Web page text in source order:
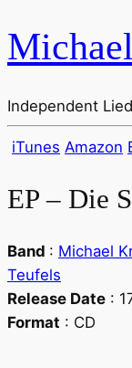
Independent
iTunes Amazon
EP – Die
Band : Michael
Teufels
Release Date :
Format : CD